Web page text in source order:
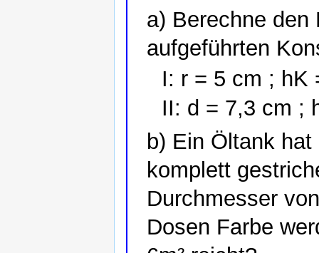
a) Berechne den
aufgeführten
I: r = 5 cm ; hK
II: d = 7,3 cm ;
b) Ein Öltank
komplett
Durchmesser
Dosen Farbe